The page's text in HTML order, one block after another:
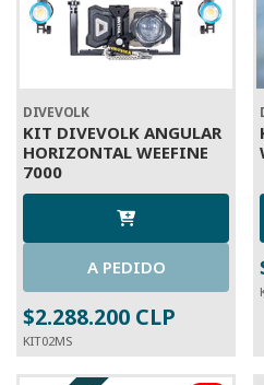
DIVEVOLK
KIT DIVEVOLK ANGULAR
HORIZONTAL WEEFINE
7000
A PEDIDO
$2.288.200 CLP
KIT02MS